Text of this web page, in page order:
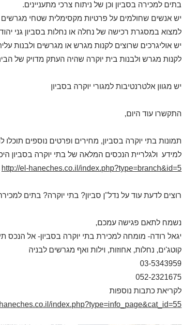
בתים למכירה בסביון וכן של ניתוח צרכי מתעניינים.
יש אנשים שחולמים על פרטיות מקסימלית שטחי מגרשים
למצוא במסגרת רכישה של נחלה או נחלות בסביון גני
יש אוליגרכים שרוצים לקנות מגרש או מגרשים ולבנות
לקנות מגרש ולבנות בית יוקרה שהיה העתק מדויק של
יש מגוון אלטרנטיבות למגורי יוקרה בסביון
התקשרו עוד היום,
תמונות בתי יוקרה בסביון, מחירים ופרטים נוספים
למידע ולגלריית הנכסים המלאה של בתי יוקרה בסביון
http://el-haneches.co.il/index.php?type=branch&id=5
רוצים לדעת עוד על נדל"ן סביון? בתי יוקרה? בתים
נשמח לתאם פגישה עמכם,
יגאל רודה- מומחה למכירת בתי יוקרה בסביון- אל הנכס
קוטג'ים, נחלות, אחוזות, וילות ואף מגרשים לבניה
03-5343959
052-2321675
לקריאת כתבות נוספות
index.php?type=info_page&cat_id=55